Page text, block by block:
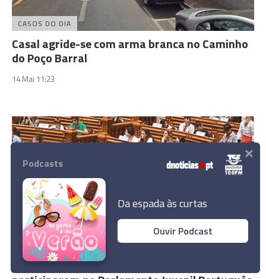
CASOS DO DIA
Casal agride-se com arma branca no Caminho
do Poço Barral
14 Mai 11:23
COMUNIDADES
Filhas de emigrantes madeirenses em Jersey
Podcasts
Da espada às curtas
Ouvir Podcast
×